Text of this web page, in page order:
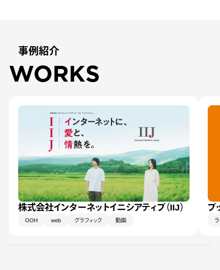
事例紹介
WORKS
株式会社インターネットイニシアティブ（IIJ）
OOH web グラフィック 動画
ブ